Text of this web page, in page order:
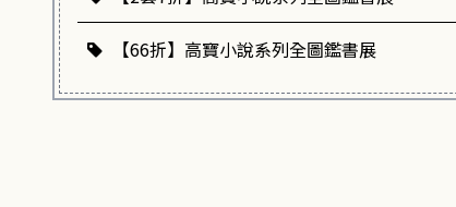
【66折】高寶小說系列全圖鑑書展